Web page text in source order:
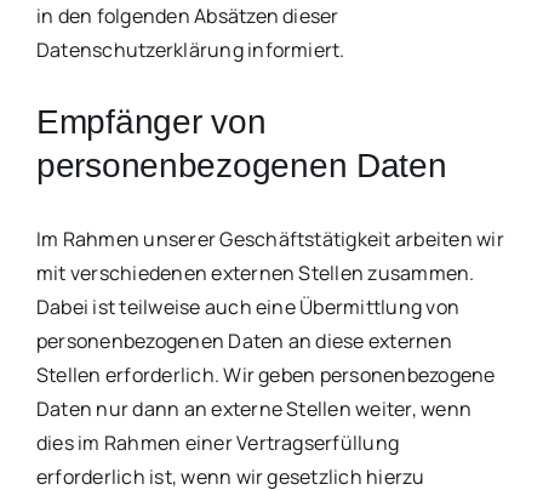
in den folgenden Absätzen dieser
Datenschutzerklärung informiert.
Empfänger von
personenbezogenen Daten
Im Rahmen unserer Geschäftstätigkeit arbeiten wir
mit verschiedenen externen Stellen zusammen.
Dabei ist teilweise auch eine Übermittlung von
personenbezogenen Daten an diese externen
Stellen erforderlich. Wir geben personenbezogene
Daten nur dann an externe Stellen weiter, wenn
dies im Rahmen einer Vertragserfüllung
erforderlich ist, wenn wir gesetzlich hierzu